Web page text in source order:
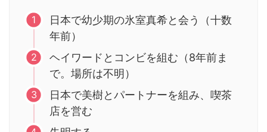
日本で幼少期の氷室真希と会う（十数
年前）
ヘイワードとコンビを組む（8年前ま
で。場所は不明）
日本で美樹とパートナーを組み、喫茶
店を営む